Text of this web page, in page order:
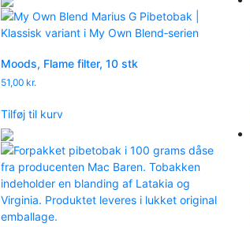
Moods, Flame filter, 10 stk
51,00 kr.
Tilføj til kurv